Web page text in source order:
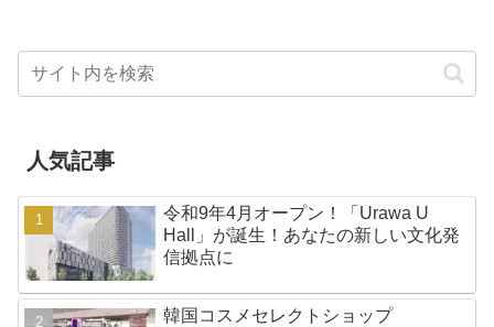
人気記事
令和9年4月オープン！「Urawa U
Hall」が誕生！あなたの新しい文化発
信拠点に
韓国コスメセレクトショップ